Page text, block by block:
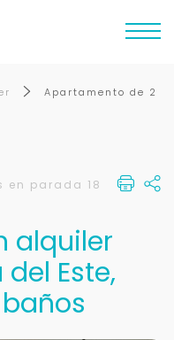
Apartamento de 2
en parada 18
alquiler
Este,